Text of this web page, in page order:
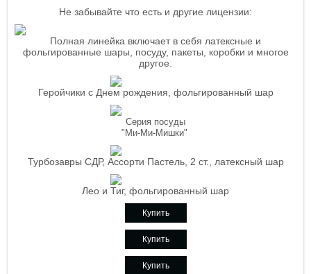
Не забывайте что есть и другие лицензии:
Полная линейка включает в себя латексные и
фольгированные шары, посуду, пакеты, коробки и многое
другое.
Геройчики с Днем рождения, фольгированный шар
Серия посуды
"Ми-Ми-Мишки"
Турбозавры СДР, Ассорти Пастель, 2 ст., латексный шар
Лео и Тиг, фольгированный шар
Купить
Купить
Купить